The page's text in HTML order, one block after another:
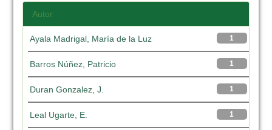
Autor
1
Ayala Madrigal, María de la Luz
1
Barros Núñez, Patricio
1
Duran Gonzalez, J.
1
Leal Ugarte, E.